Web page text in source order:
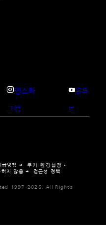
인스타
그램
유튜
브
방침
쿠키 환경설정
지 않음
접근성 정책
1997-2026. All Rights